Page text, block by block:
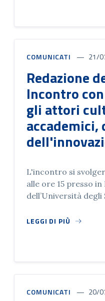
COMUNICATI 21/
Redazione
Incontro
gli attori
accademici,
L'incontro si
alle ore 15 presso
dell’Università degli
gli attori culturali,
LEGGI DI PIÙ
COMUNICATI 20/